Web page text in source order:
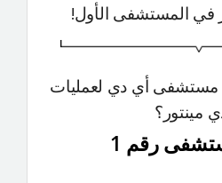
في المستشفى الأول!
مستشفى أي دي لعمليات
مينتور؟
رقم 1